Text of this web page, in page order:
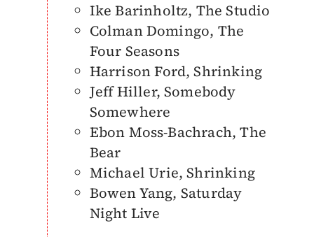
Ike Barinholtz, The Studio
Colman Domingo, The
Four Seasons
Harrison Ford, Shrinking
Jeff Hiller, Somebody
Somewhere
Ebon Moss-Bachrach, The
Bear
Michael Urie, Shrinking
Bowen Yang, Saturday
Night Live